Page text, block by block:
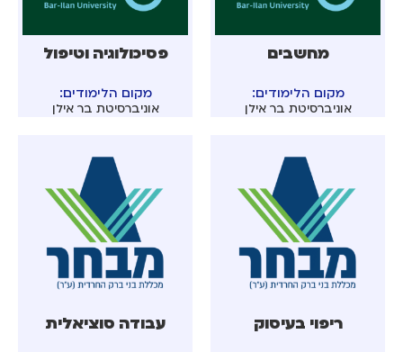
מחשבים
מקום הלימודים:
אוניברסיטת בר אילן
פסיכולוגיה וטיפול
מקום הלימודים:
אוניברסיטת בר אילן
ריפוי בעיסוק עבודה סוציאלית